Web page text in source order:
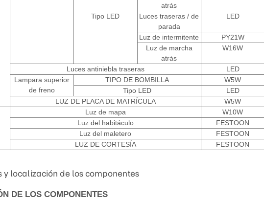
atrás
Tipo LED
Luces traseras / de
parada
LED
Luz de intermitente PY21W
Luz de marcha
atrás
W16W
Luces antiniebla traseras LED
Lampara superior
de freno
TIPO DE BOMBILLA W5W
Tipo LED
LED
LUZ DE PLACA DE MATRÍCULA
W5W
Luz de mapa W10W
Luz del habitáculo
FESTOON
Luz del maletero
FESTOON
LUZ DE CORTESÍA
FESTOON
y localización de los componentes
DE LOS COMPONENTES